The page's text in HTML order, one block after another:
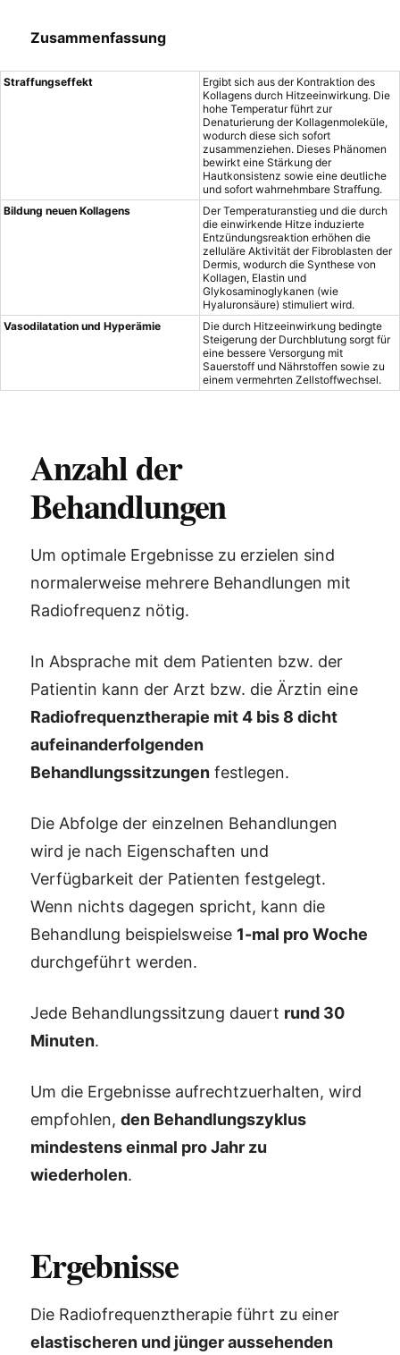
Zusammenfassung
Straffungseffekt
Ergibt sich aus der Kontraktion des
Kollagens durch Hitzeeinwirkung. Die
hohe Temperatur führt zur
Denaturierung der Kollagenmoleküle,
wodurch diese sich sofort
zusammenziehen. Dieses Phänomen
bewirkt eine Stärkung der
Hautkonsistenz sowie eine deutliche
und sofort wahrnehmbare Straffung.
Bildung neuen Kollagens
Der Temperaturanstieg und die durch
die einwirkende Hitze induzierte
Entzündungsreaktion erhöhen die
zelluläre Aktivität der Fibroblasten der
Dermis, wodurch die Synthese von
Kollagen, Elastin und
Glykosaminoglykanen (wie
Hyaluronsäure) stimuliert wird.
Vasodilatation und Hyperämie
Die durch Hitzeeinwirkung bedingte
Steigerung der Durchblutung sorgt für
eine bessere Versorgung mit
Sauerstoff und Nährstoffen sowie zu
einem vermehrten Zellstoffwechsel.
Anzahl der
Behandlungen
Um optimale Ergebnisse zu erzielen sind
normalerweise mehrere Behandlungen mit
Radiofrequenz nötig.
In Absprache mit dem Patienten bzw. der
Patientin kann der Arzt bzw. die Ärztin eine
Radiofrequenztherapie mit 4 bis 8 dicht
aufeinanderfolgenden
Behandlungssitzungen festlegen.
Die Abfolge der einzelnen Behandlungen
wird je nach Eigenschaften und
Verfügbarkeit der Patienten festgelegt.
Wenn nichts dagegen spricht, kann die
Behandlung beispielsweise 1-mal pro Woche
durchgeführt werden.
Jede Behandlungssitzung dauert rund 30
Minuten.
Um die Ergebnisse aufrechtzuerhalten, wird
empfohlen, den Behandlungszyklus
mindestens einmal pro Jahr zu
wiederholen.
Ergebnisse
Die Radiofrequenztherapie führt zu einer
elastischeren und jünger aussehenden